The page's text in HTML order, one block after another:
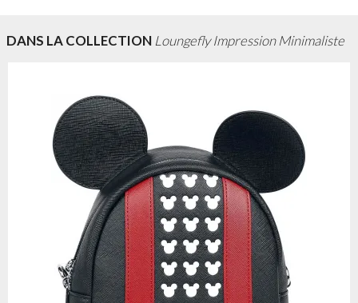
DANS LA COLLECTION Loungefly Impression Minimaliste